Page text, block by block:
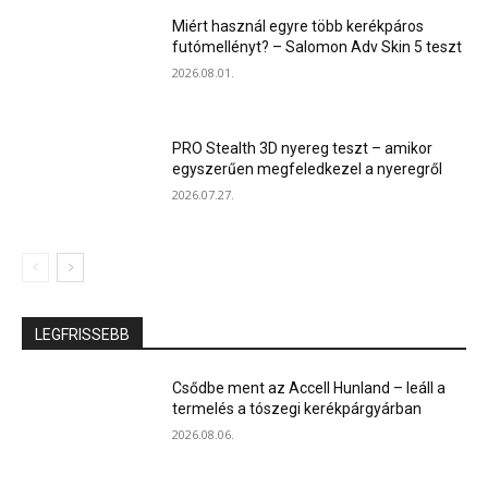
Miért használ egyre több kerékpáros
futómellényt? – Salomon Adv Skin 5 teszt
2026.08.01.
PRO Stealth 3D nyereg teszt – amikor
egyszerűen megfeledkezel a nyeregről
2026.07.27.
LEGFRISSEBB
Csődbe ment az Accell Hunland – leáll a
termelés a tószegi kerékpárgyárban
2026.08.06.